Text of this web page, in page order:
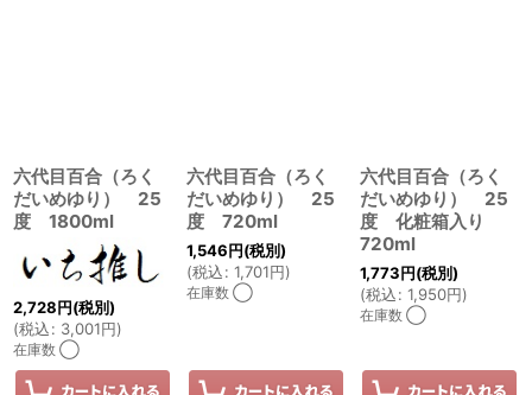
六代目百合（ろく
だいめゆり） 25
度 1800ml
2,728円(税別)
(税込: 3,001円)
在庫数 ◯
六代目百合（ろく
だいめゆり） 25
度 720ml
1,546円(税別)
(税込: 1,701円)
在庫数 ◯
六代目百合（ろく
だいめゆり） 25
度 化粧箱入り
720ml
1,773円(税別)
(税込: 1,950円)
在庫数 ◯